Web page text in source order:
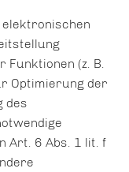
(z. B.
Optimierung der
des
Art. 6 Abs. 1 lit. f